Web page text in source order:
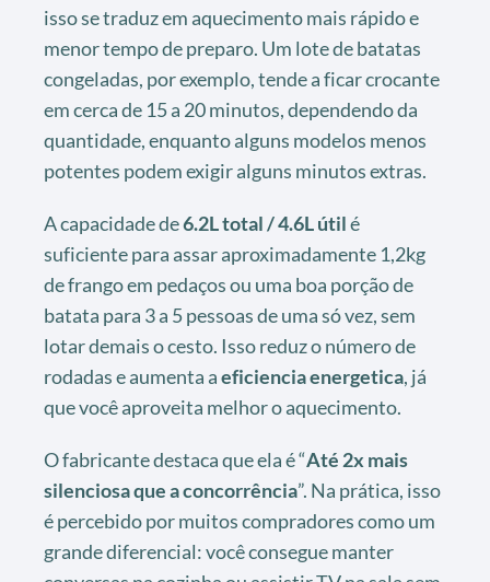
isso se traduz em aquecimento mais rápido e
menor tempo de preparo. Um lote de batatas
congeladas, por exemplo, tende a ficar crocante
em cerca de 15 a 20 minutos, dependendo da
quantidade, enquanto alguns modelos menos
potentes podem exigir alguns minutos extras.
A capacidade de6.2L total / 4.6L útilé
suficiente para assar aproximadamente 1,2kg
de frango em pedaços ou uma boa porção de
batata para 3 a 5 pessoas de uma só vez, sem
lotar demais o cesto. Isso reduz o número de
rodadas e aumenta aeficiencia energetica, já
que você aproveita melhor o aquecimento.
O fabricante destaca que ela é “Até 2x mais
silenciosa que a concorrência”. Na prática, isso
é percebido por muitos compradores como um
grande diferencial: você consegue manter